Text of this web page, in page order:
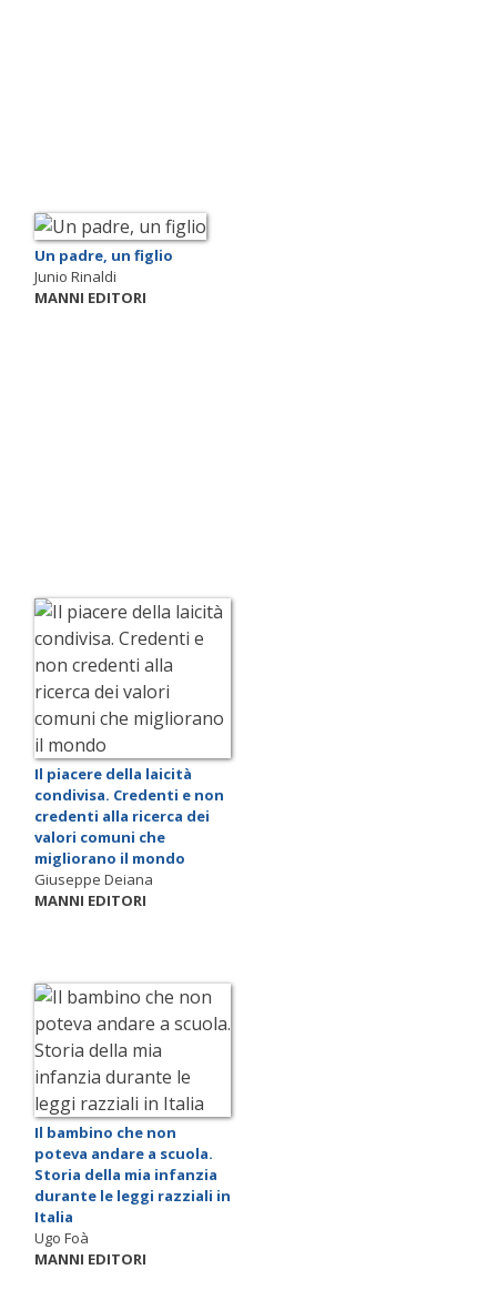
Un padre, un figlio
Junio Rinaldi
MANNI EDITORI
Il piacere della laicità
condivisa. Credenti e non
credenti alla ricerca dei
valori comuni che
migliorano il mondo
Giuseppe Deiana
MANNI EDITORI
Il bambino che non
poteva andare a scuola.
Storia della mia infanzia
durante le leggi razziali in
Italia
Ugo Foà
MANNI EDITORI